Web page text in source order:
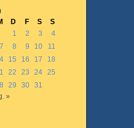
D F S
S
1
2 3
4
7 8 9 10
11
15 16 17
18
22 23 24 25
29 30 31
»